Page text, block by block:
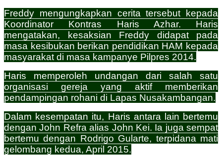
Freddy mengungkapkan cerita tersebut kepada
Koordinator Kontras Haris Azhar. Haris
mengatakan, kesaksian Freddy didapat pada
masa kesibukan berikan pendidikan HAM kepada
masyarakat di masa kampanye Pilpres 2014.
Haris memperoleh undangan dari salah satu
organisasi gereja yang aktif memberikan
pendampingan rohani di Lapas Nusakambangan.
Dalam kesempatan itu, Haris antara lain bertemu
dengan John Refra alias John Kei. Ia juga sempat
bertemu dengan Rodrigo Gularte, terpidana mati
gelombang kedua, April 2015.